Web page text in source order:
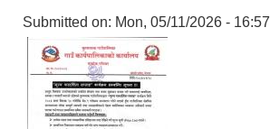
Submitted on: Mon, 05/11/2026 - 16:57